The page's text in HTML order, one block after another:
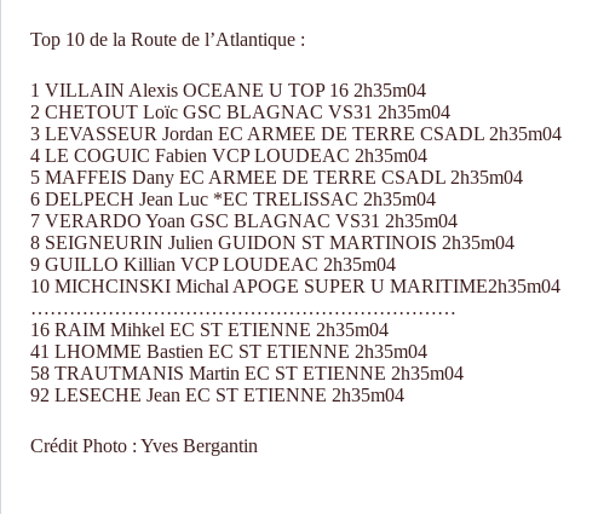
Top 10 de la Route de l’Atlantique :
1 VILLAIN Alexis OCEANE U TOP 16 2h35m04
2 CHETOUT Loïc GSC BLAGNAC VS31 2h35m04
3 LEVASSEUR Jordan EC ARMEE DE TERRE CSADL 2h35m04
4 LE COGUIC Fabien VCP LOUDEAC 2h35m04
5 MAFFEIS Dany EC ARMEE DE TERRE CSADL 2h35m04
6 DELPECH Jean Luc *EC TRELISSAC 2h35m04
7 VERARDO Yoan GSC BLAGNAC VS31 2h35m04
8 SEIGNEURIN Julien GUIDON ST MARTINOIS 2h35m04
9 GUILLO Killian VCP LOUDEAC 2h35m04
10 MICHCINSKI Michal APOGE SUPER U MARITIME2h35m04
…………………………………………………………
16 RAIM Mihkel EC ST ETIENNE 2h35m04
41 LHOMME Bastien EC ST ETIENNE 2h35m04
58 TRAUTMANIS Martin EC ST ETIENNE 2h35m04
92 LESECHE Jean EC ST ETIENNE 2h35m04
Crédit Photo : Yves Bergantin